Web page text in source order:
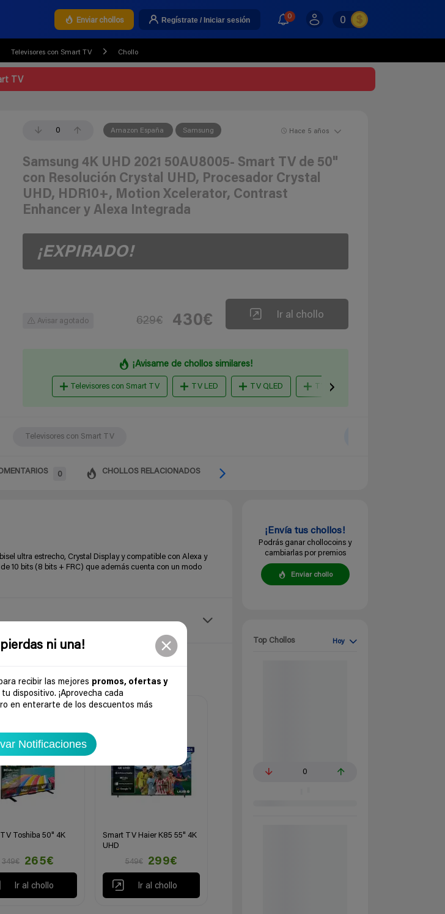
ni una!
recibir las mejores promos, ofertas y
dispositivo. ¡Aprovecha cada
en enterarte de los descuentos más
Notificaciones
Enviar chollos Regístrate / Iniciar sesión 0 0
Televisores con Smart TV Chollo
TV
0 Amazon España Samsung Hace 5 años
Samsung 4K UHD 2021 50AU8005- Smart TV de 50"
con Resolución Crystal UHD, Procesador Crystal
UHD, HDR10+, Motion Xcelerator, Contrast
Enhancer y Alexa Integrada
¡EXPIRADO!
Avisar agotado 629€ 430€ Ir al chollo
¡Avisame de chollos similares!
Televisores con Smart TV TV LED TV QLED TV OLED
Televisores con Smart TV
0 CHOLLOS RELACIONADOS
ultra estrecho, Crystal Display y compatible con Alexa y
10 bits (8 bits + FRC) que además cuenta con un modo
Toshiba 50" 4K
349€
265€
Ir al chollo
Smart TV Haier K85 55" 4K
UHD
549€
299€
Ir al chollo
¡Envía tus chollos!
Podrás ganar chollocoins y
cambiarlas por premios
Enviar chollo
Top Chollos Hoy
0